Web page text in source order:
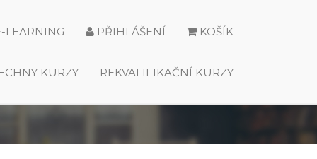
KOŠÍK
PŘIHLÁŠENÍ
LEARNING
REKVALIFIKAČNÍ KURZY
KURZY